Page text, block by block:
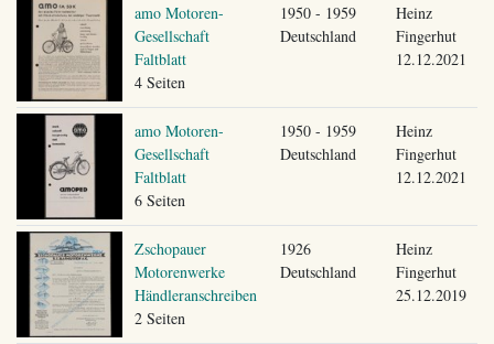
amo Motoren-
Gesellschaft
Faltblatt
4 Seiten
1950 - 1959
Deutschland
Heinz
Fingerhut
12.12.2021
amo Motoren-
Gesellschaft
Faltblatt
6 Seiten
1950 - 1959
Deutschland
Heinz
Fingerhut
12.12.2021
Zschopauer
Motorenwerke
Händleranschreiben
2 Seiten
1926
Deutschland
Heinz
Fingerhut
25.12.2019